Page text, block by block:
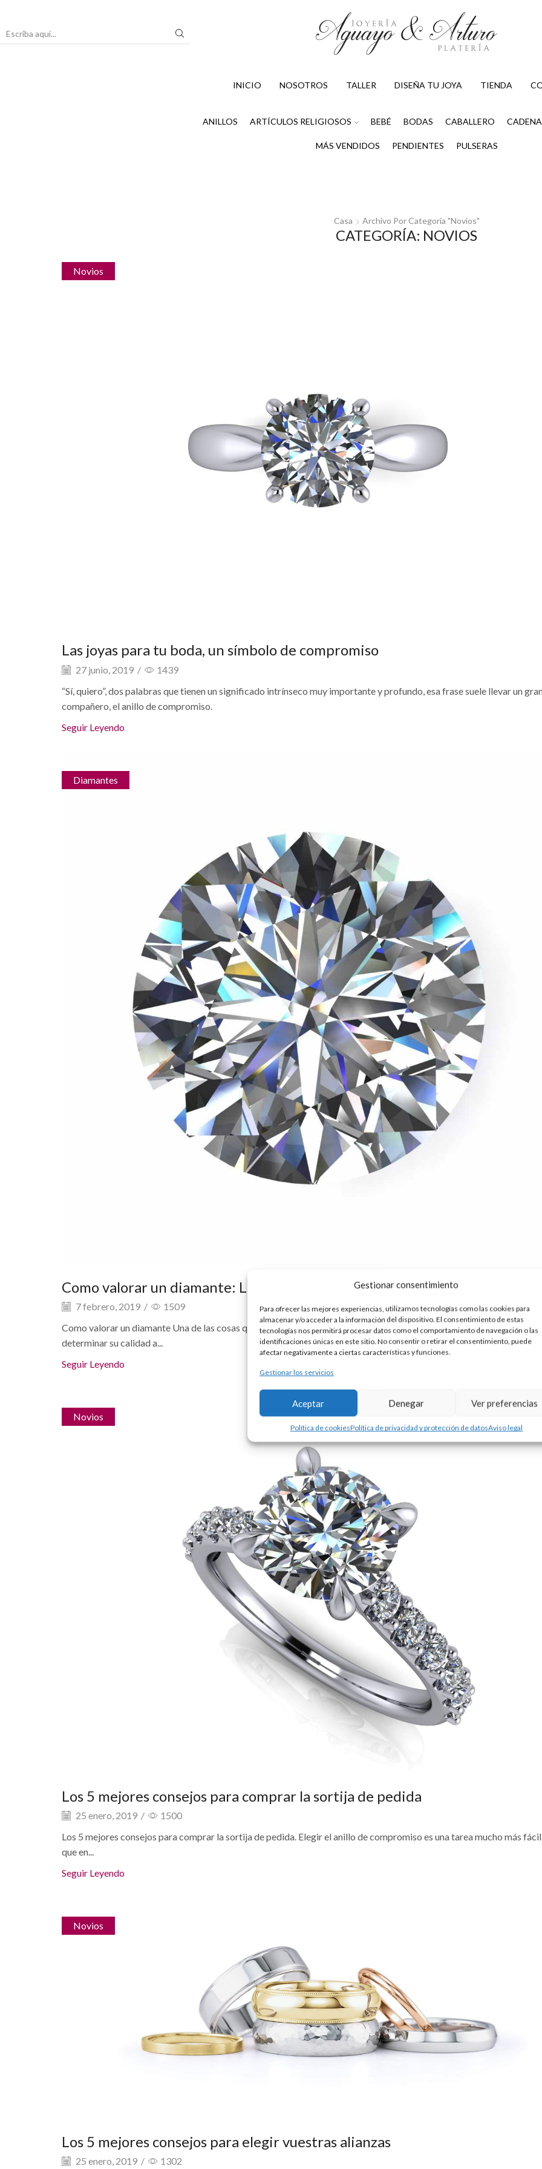
Gestionar consentimiento
Para ofrecer las mejores experiencias, utilizamos tecnologías como las cookies para
almacenar y/o acceder a la información del dispositivo. El consentimiento de estas
tecnologías nos permitirá procesar datos como el comportamiento de navegación o las
identificaciones únicas en este sitio. No consentir o retirar el consentimiento, puede
afectar negativamente a ciertas características y funciones.
Gestionar los servicios
Aceptar Denegar Ver preferencias
Política de cookiesPolítica de privacidad y protección de datosAviso legal
INICIO NOSOTROS TALLER DISEÑA TU JOYA TIENDA
ANILLOS ARTÍCULOS RELIGIOSOS BEBÉ BODAS CABALLERO
MÁS VENDIDOS PENDIENTES PULSERAS
Casa Archivo Por Categoría "Novios"
CATEGORÍA: NOVIOS
Novios
Las joyas para tu boda, un símbolo de compromiso
27 junio, 2019 /
1439
“Sí, quiero”, dos palabras que tienen un significado intrínseco muy importante y profundo, esa frase suele llevar un
compañero, el anillo de compromiso.
Seguir Leyendo
Diamantes
Como valorar un diamante: Las 4 C´s
7 febrero, 2019 /
1509
Como valorar un diamante Una de las cosas que diferencian al diamante del resto de las gemas es la posibilidad de
determinar su calidad a...
Seguir Leyendo
Novios
Los 5 mejores consejos para comprar la sortija de pedida
25 enero, 2019 /
1500
Los 5 mejores consejos para comprar la sortija de pedida. Elegir el anillo de compromiso es una tarea mucho más
que en...
Seguir Leyendo
Novios
Los 5 mejores consejos para elegir vuestras alianzas
25 enero, 2019 / 1302